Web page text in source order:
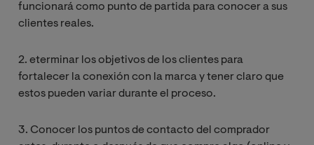
funcionará como punto de partida para conocer a sus
clientes reales.
2. eterminar los objetivos de los clientes para
fortalecer la conexión con la marca y tener claro que
estos pueden variar durante el proceso.
3. Conocer los puntos de contacto del comprador